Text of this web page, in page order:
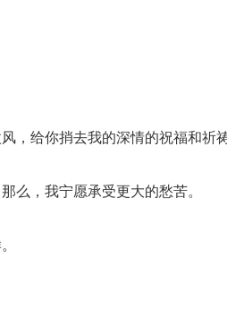
，给你捎去我的深情的祝福和祈祷
么，我宁愿承受更大的愁苦。